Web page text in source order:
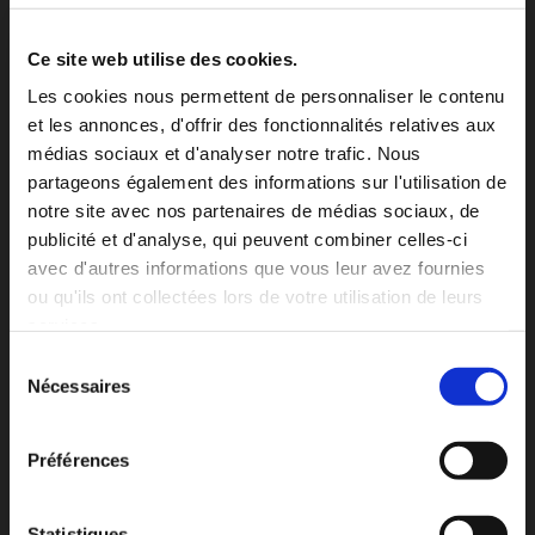
Ce site web utilise des cookies.
Les cookies nous permettent de personnaliser le contenu
et les annonces, d'offrir des fonctionnalités relatives aux
médias sociaux et d'analyser notre trafic. Nous
partageons également des informations sur l'utilisation de
notre site avec nos partenaires de médias sociaux, de
publicité et d'analyse, qui peuvent combiner celles-ci
avec d'autres informations que vous leur avez fournies
ou qu'ils ont collectées lors de votre utilisation de leurs
Nécessaires
Préférences
But : Enregistrer un identifiant unique utilisé pour
générer des données statistiques sur la façon dont le
visiteur utilise le site internet.
Durée : 1 an.
Fournisseur : Google.
· gid
But : Enregistrer un identifiant unique utilisé pour
générer des données statistiques sur la façon dont le
Fournisseur : Google.